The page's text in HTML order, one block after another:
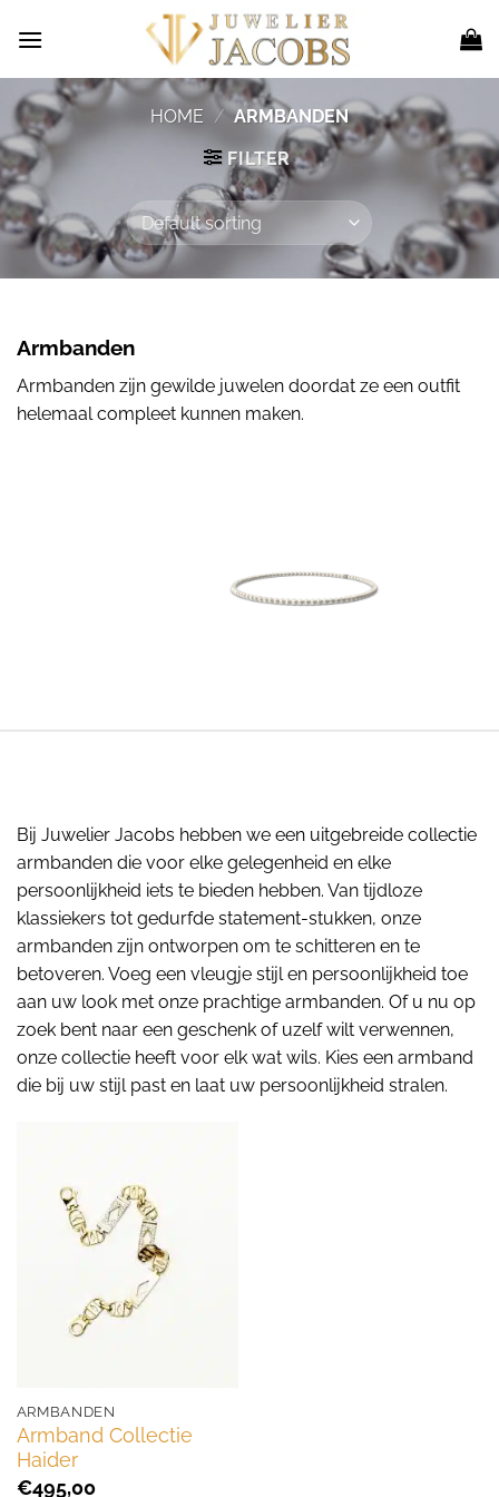
HOME / ARMBANDEN
FILTER
Armbanden
Armbanden zijn gewilde juwelen doordat ze een outfit
helemaal compleet kunnen maken.
Bij Juwelier Jacobs hebben we een uitgebreide collectie
armbanden die voor elke gelegenheid en elke
persoonlijkheid iets te bieden hebben. Van tijdloze
klassiekers tot gedurfde statement-stukken, onze
armbanden zijn ontworpen om te schitteren en te
betoveren. Voeg een vleugje stijl en persoonlijkheid toe
aan uw look met onze prachtige armbanden. Of u nu op
zoek bent naar een geschenk of uzelf wilt verwennen,
onze collectie heeft voor elk wat wils. Kies een armband
die bij uw stijl past en laat uw persoonlijkheid stralen.
ARMBANDEN
Armband Collectie
Haider
€495,00